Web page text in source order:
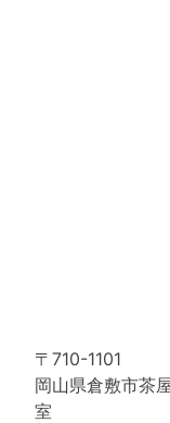
〒710-1101
岡山県倉敷市茶
室